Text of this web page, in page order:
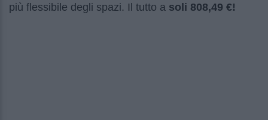
più flessibile degli spazi. Il tutto a soli 808,49 €!